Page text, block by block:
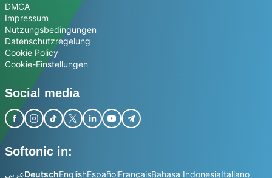
DMCA
Impressum
Nutzungsbedingungen
Datenschutzregelung
Cookie Policy
Cookie-Einstellungen
Social media
Softonic in:
عربيDeutschEnglishEspañolFrançaisBahasa IndonesiaItaliano